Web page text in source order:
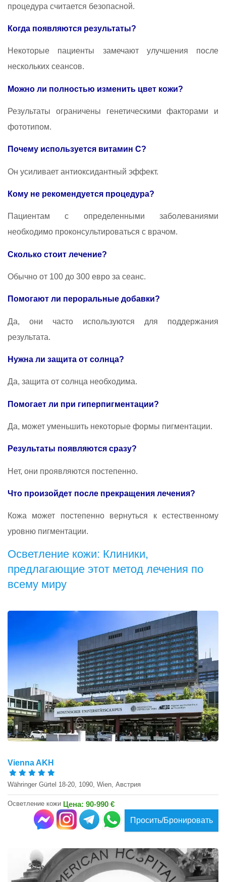
процедура считается безопасной.
Когда появляются результаты?
Некоторые пациенты замечают улучшения после
нескольких сеансов.
Можно ли полностью изменить цвет кожи?
Результаты ограничены генетическими факторами и
фототипом.
Почему используется витамин C?
Он усиливает антиоксидантный эффект.
Кому не рекомендуется процедура?
Пациентам с определенными заболеваниями
необходимо проконсультироваться с врачом.
Сколько стоит лечение?
Обычно от 100 до 300 евро за сеанс.
Помогают ли пероральные добавки?
Да, они часто используются для поддержания
результата.
Нужна ли защита от солнца?
Да, защита от солнца необходима.
Помогает ли при гиперпигментации?
Да, может уменьшить некоторые формы пигментации.
Результаты появляются сразу?
Нет, они проявляются постепенно.
Что произойдет после прекращения лечения?
Кожа может постепенно вернуться к естественному
уровню пигментации.
Осветление кожи: Клиники,
предлагающие этот метод лечения по
всему миру
Vienna AKH
Währinger Gürtel 18-20, 1090, Wien, Австрия
Осветление кожи Цена: 90-990 €
Просить/Бронировать